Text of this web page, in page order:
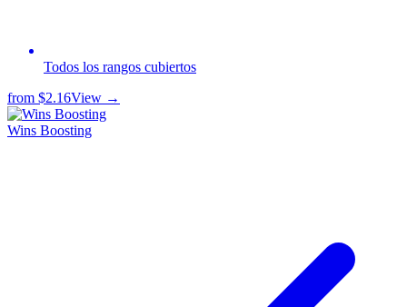
Todos los rangos cubiertos
from $2.16View →
Wins Boosting